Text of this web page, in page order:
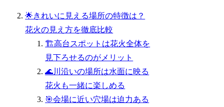
🌟きれいに見える場所の特徴は？
花火の見え方を徹底比較
🏗️高台スポットは花火全体を
見下ろせるのがメリット
🌊川沿いの場所は水面に映る
花火も一緒に楽しめる
🎯会場に近い穴場は迫力ある